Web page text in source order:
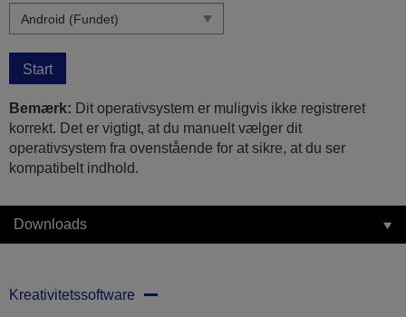
Start
Bemærk: Dit operativsystem er muligvis ikke registreret
korrekt. Det er vigtigt, at du manuelt vælger dit
operativsystem fra ovenstående for at sikre, at du ser
kompatibelt indhold.
Downloads
Kreativitetssoftware